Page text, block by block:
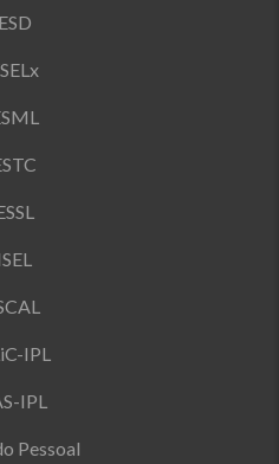
ESD
IPL
IPL
Pessoal